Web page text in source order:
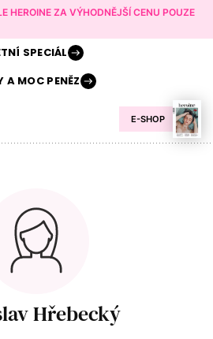
HEROINE ZA VÝHODNĚJŠÍ CENU POUZE
E-SHOP
SPECIÁL
AMOC PENĚZ
Hřebecký